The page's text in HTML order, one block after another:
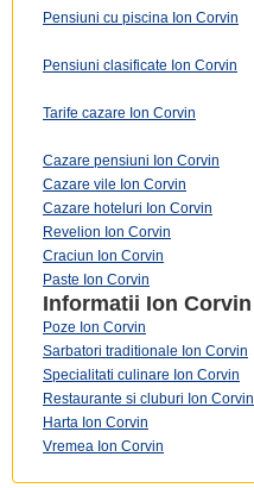
Pensiuni cu piscina Ion Corvin
Pensiuni clasificate Ion Corvin
Tarife cazare Ion Corvin
Cazare pensiuni Ion Corvin
Cazare vile Ion Corvin
Cazare hoteluri Ion Corvin
Revelion Ion Corvin
Craciun Ion Corvin
Paste Ion Corvin
Informatii Ion Corvin
Poze Ion Corvin
Sarbatori traditionale Ion Corvin
Specialitati culinare Ion Corvin
Restaurante si cluburi Ion Corvin
Harta Ion Corvin
Vremea Ion Corvin